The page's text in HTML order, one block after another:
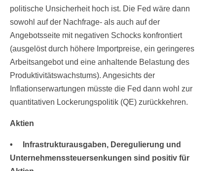
politische Unsicherheit hoch ist. Die Fed wäre dann
sowohl auf der Nachfrage- als auch auf der
Angebotsseite mit negativen Schocks konfrontiert
(ausgelöst durch höhere Importpreise, ein geringeres
Arbeitsangebot und eine anhaltende Belastung des
Produktivitätswachstums). Angesichts der
Inflationserwartungen müsste die Fed dann wohl zur
quantitativen Lockerungspolitik (QE) zurückkehren.
Aktien
• Infrastrukturausgaben, Deregulierung und
Unternehmenssteuersenkungen sind positiv für